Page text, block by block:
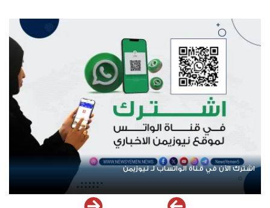
اشترك الآن في قناة الواتساب لـ نيوزيمن